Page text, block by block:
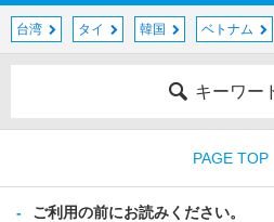
台湾 タイ 韓国 ベトナム
キーワー
PAGE TOP
ご利用の前にお読みください。